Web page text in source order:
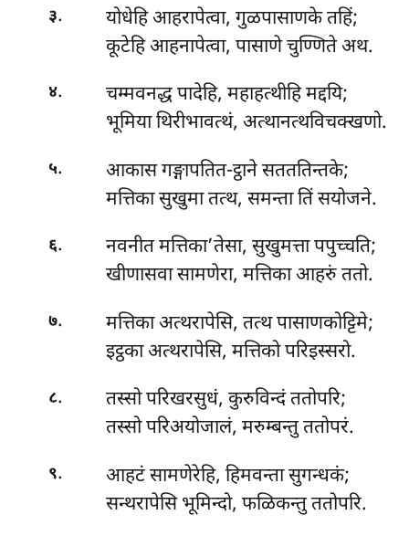
३.
योधेहि आहरापेत्वा, गुळपासाणके तहिं;
कूटेहि आहनापेत्वा, पासाणे चुण्णिते अथ.
४.
चम्मवनद्ध पादेहि, महाहत्थीहि मद्दयि;
भूमिया थिरीभावत्थं, अत्थानत्थविचक्खणो.
५.
आकास गङ्गापतित-ट्ठाने सतततिन्तके;
मत्तिका सुखुमा तत्थ, समन्ता तिं सयोजने.
६.
नवनीत मत्तिका’तेसा, सुखुमत्ता पपुच्चति;
खीणासवा सामणेरा, मत्तिका आहरुं ततो.
७.
मत्तिका अत्थरापेसि, तत्थ पासाणकोट्टिमे;
इट्ठका अत्थरापेसि, मत्तिको परिइस्सरो.
८. तस्सोपरिखरसुधं, कुरुविन्दं ततोपरि;
तस्सो परिअयोजालं, मरुम्बन्तु ततोपरं.
९.
आहटं सामणेरेहि, हिमवन्ता सुगन्धकं;
सन्थरापेसि भूमिन्दो, फळिकन्तु ततोपरि.